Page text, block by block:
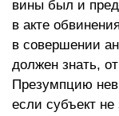
вины был и
в акте
в совершении
должен знать,
Презумпцию
если субъект